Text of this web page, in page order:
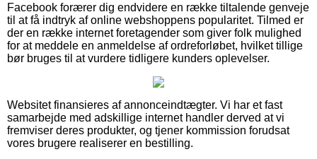
Facebook forærer dig endvidere en række tiltalende genveje
til at få indtryk af online webshoppens popularitet. Tilmed er
der en række internet foretagender som giver folk mulighed
for at meddele en anmeldelse af ordreforløbet, hvilket tillige
bør bruges til at vurdere tidligere kunders oplevelser.
Websitet finansieres af annonceindtægter. Vi har et fast
samarbejde med adskillige internet handler derved at vi
fremviser deres produkter, og tjener kommission forudsat
vores brugere realiserer en bestilling.